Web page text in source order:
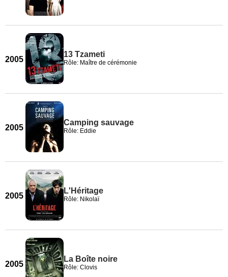
2005
13 Tzameti
Rôle: Maître de cérémonie
2005
Camping sauvage
Rôle: Eddie
2005
L'Héritage
Rôle: Nikolaï
2005
La Boîte noire
Rôle: Clovis